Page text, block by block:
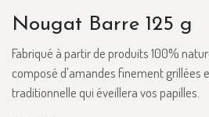
Nougat Barre 125 g
Fabriqué à partir de produits 100%
composé d'amandes finement grillées
traditionnelle qui éveillera vos papilles.